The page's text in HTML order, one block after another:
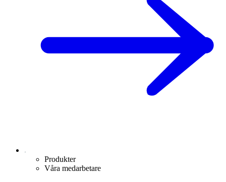
Produkter
Våra medarbetare